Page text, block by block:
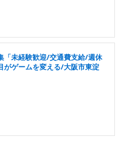
「未経験歓迎/交通費支給/週休
がゲームを変える/大阪市東淀